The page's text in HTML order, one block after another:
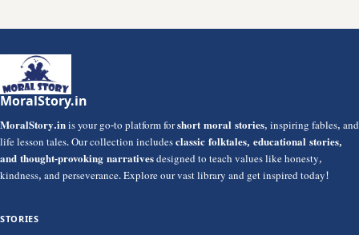
MoralStory.in
MoralStory.inis your go-to platform forshort moral stories, inspiring fables, and
life lesson tales. Our collection includesclassic folktales, educational stories,
and thought-provoking narrativesdesigned to teach values like honesty,
kindness, and perseverance. Explore our vast library and get inspired today!
STORIES